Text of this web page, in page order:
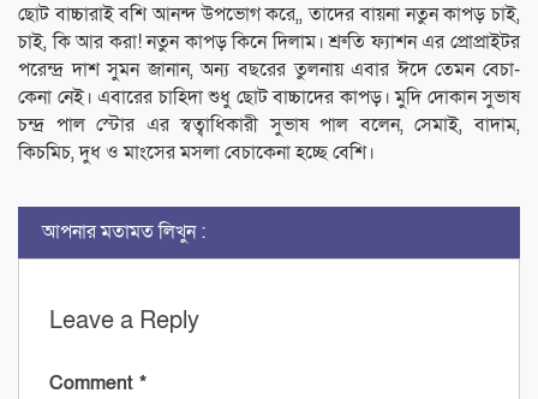
ছোট বাচ্চারাই বশি আনন্দ উপভোগ করে,, তাদের বায়না নতুন কাপড় চাই,
চাই, কি আর করা! নতুন কাপড় কিনে দিলাম। শ্রুতি ফ্যাশন এর প্রোপ্রাইটর
পরেন্দ্র দাশ সুমন জানান, অন্য বছরের তুলনায় এবার ঈদে তেমন বেচা-
কেনা নেই। এবারের চাহিদা শুধু ছোট বাচ্চাদের কাপড়। মুদি দোকান সুভাষ
চন্দ্র পাল স্টোর এর স্বত্বাধিকারী সুভাষ পাল বলেন, সেমাই, বাদাম,
কিচমিচ, দুধ ও মাংসের মসলা বেচাকেনা হচ্ছে বেশি।
আপনার মতামত লিখুন :
Leave a Reply
Comment *